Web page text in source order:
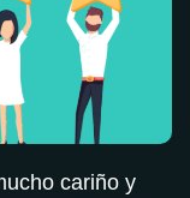
cariño y